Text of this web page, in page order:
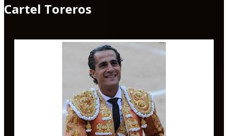
Cartel Toreros